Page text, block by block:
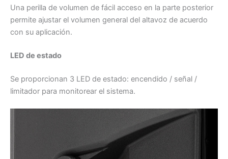
Una perilla de volumen de fácil acceso en la parte posterior
permite ajustar el volumen general del altavoz de acuerdo
con su aplicación.
LED de estado
Se proporcionan 3 LED de estado: encendido / señal /
limitador para monitorear el sistema.